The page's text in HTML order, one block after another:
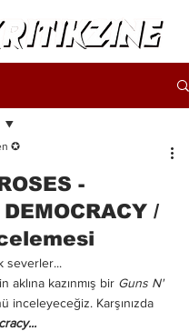
-
/
✪
severler...
aklına kazınmış bir Guns N'
inceleyeceğiz. Karşınızda